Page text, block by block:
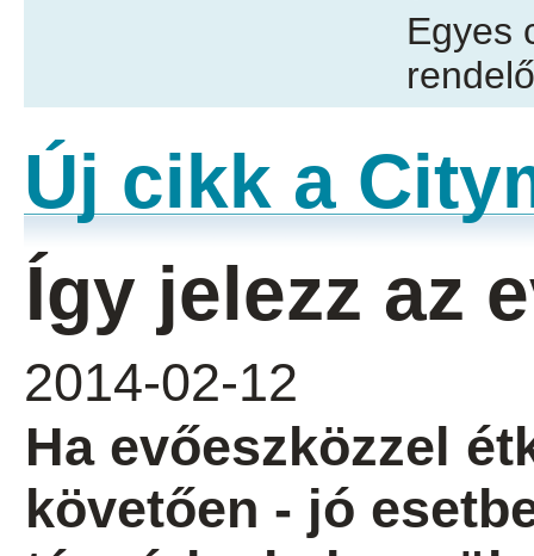
Egyes
Új cikk a
Így jelezz az
2014-02-12
Ha evőeszközzel
követően - jó